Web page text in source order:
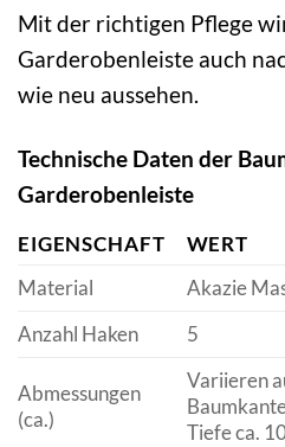
Mit der richtigen Pflege
Garderobenleiste auch
wie neu aussehen.
Technische Daten der
Garderobenleiste
EIGENSCHAFT
WERT
Material
Akazie
Anzahl Haken
5
Abmessungen
(ca.)
Variieren
Tiefe ca.